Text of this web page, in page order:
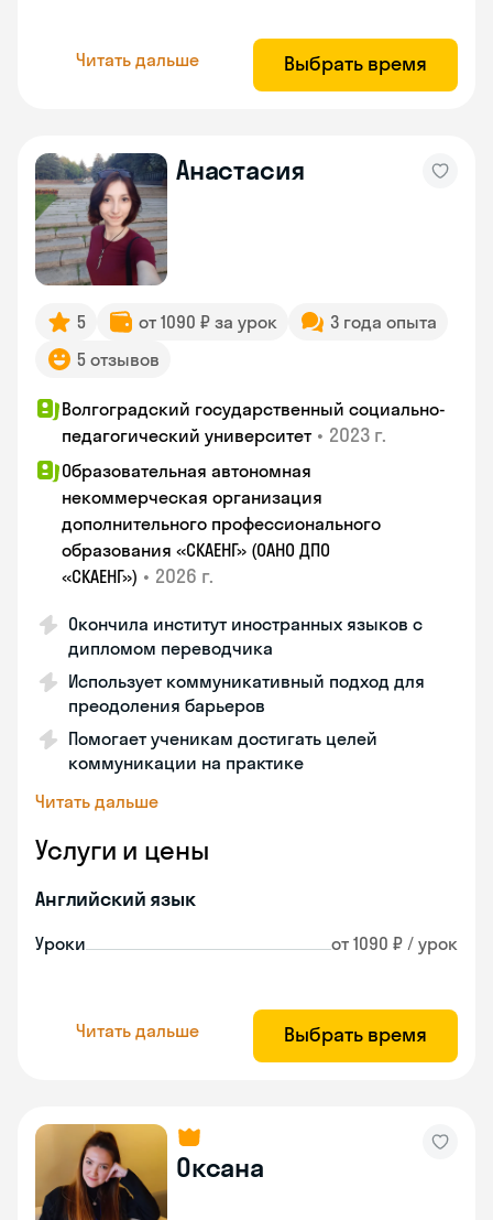
Читать дальше Выбрать время
Анастасия
5 от 1090 ₽ за урок
3 года опыта
5 отзывов
Волгоградский государственный социально-
педагогический университет • 2023 г.
Образовательная автономная
некоммерческая организация
дополнительного профессионального
образования «СКАЕНГ» (ОАНО ДПО
«СКАЕНГ») • 2026 г.
Окончила институт иностранных языков с
дипломом переводчика
Использует коммуникативный подход для
преодоления барьеров
Помогает ученикам достигать целей
коммуникации на практике
Читать дальше
Услуги и цены
Английский язык
Уроки от 1090 ₽ / урок
Читать дальше Выбрать время
Оксана